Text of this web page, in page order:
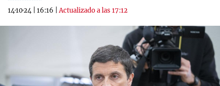
14·10·24
16:16 |Actualizado a las 17:12